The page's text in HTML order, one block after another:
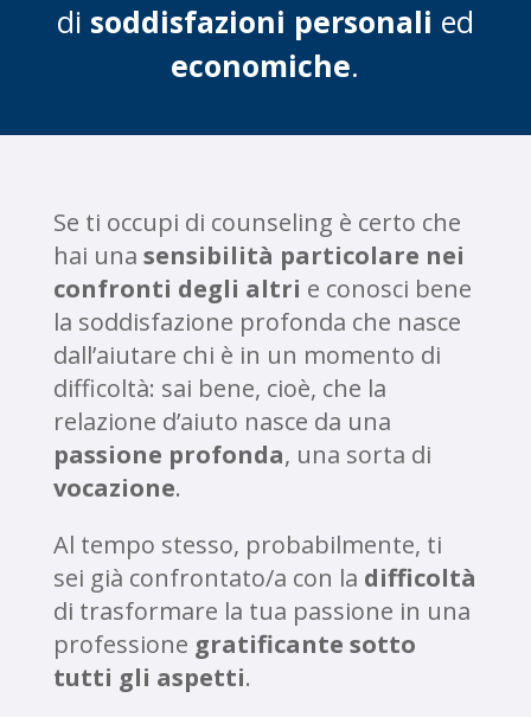
di soddisfazioni personali ed
economiche.
Se ti occupi di counseling è certo che
hai una sensibilità particolare nei
confronti degli altri e conosci bene
la soddisfazione profonda che nasce
dall’aiutare chi è in un momento di
difficoltà: sai bene, cioè, che la
relazione d’aiuto nasce da una
passione profonda, una sorta di
vocazione.
Al tempo stesso, probabilmente, ti
sei già confrontato/a con la difficoltà
di trasformare la tua passione in una
professione gratificante sotto
tutti gli aspetti.